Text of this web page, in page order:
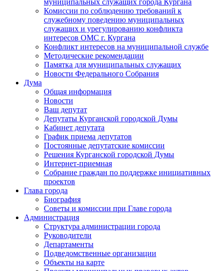
муниципальных служащих города Кургана
Комиссии по соблюдению требований к
служебному поведению муниципальных
служащих и урегулированию конфликта
интересов ОМС г. Кургана
Конфликт интересов на муниципальной службе
Методические рекомендации
Памятка для муниципальных служащих
Новости Федерального Cобрания
Дума
Общая информация
Новости
Ваш депутат
Депутаты Курганской городской Думы
Кабинет депутата
График приема депутатов
Постоянные депутатские комиссии
Решения Курганской городской Думы
Интернет-приемная
Собрание граждан по поддержке инициативных
проектов
Глава города
Биография
Советы и комиссии при Главе города
Администрация
Структура администрации города
Руководители
Департаменты
Подведомственные организации
Объекты на карте